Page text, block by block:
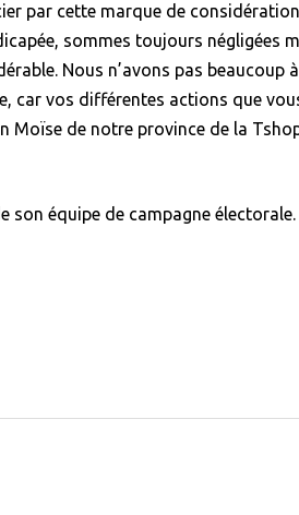
par cette marque de considération
sommes toujours négligées
Nous n’avons pas beaucoup
car vos différentes actions que
Moïse de notre province de la
son équipe de campagne électorale.